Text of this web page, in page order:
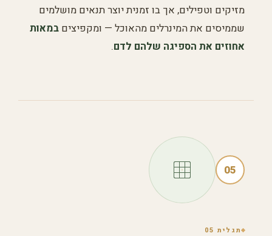
מזיקים וטפילים, אך בו זמנית יוצר תנאים מושלמים
שממיסים את המינרלים מהאוכל — ומקפיצים במאות
אחוזים את הספיגה שלהם לדם.
05
תגלית 05